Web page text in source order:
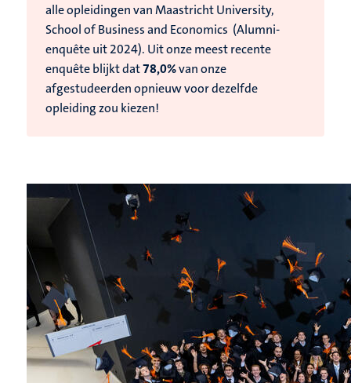
alle opleidingen van Maastricht University,
School of Business and Economics (Alumni-
enquête uit 2024). Uit onze meest recente
enquête blijkt dat78,0%van onze
afgestudeerden opnieuw voor dezelfde
opleiding zou kiezen!